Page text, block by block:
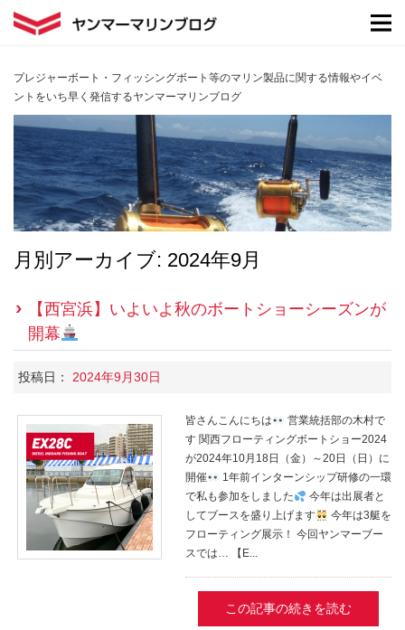
プレジャーボート・フィッシングボート等のマリン製品に関する情報やイベ
ントをいち早く発信するヤンマーマリンブログ
月別アーカイブ: 2024年9月
【西宮浜】いよいよ秋のボートショーシーズンが
開幕
投稿日： 2024年9月30日
皆さんこんにちは
営業統括部の木村で
す 関西フローティングボートショー2024
が2024年10月18日（金）～20日（日）に
開催
1年前インターンシップ研修の一環
で私も参加をしました
今年は出展者と
してブースを盛り上げます
今年は3艇を
フローティング展示！ 今回ヤンマーブー
スでは… 【E...
この記事の続きを読む